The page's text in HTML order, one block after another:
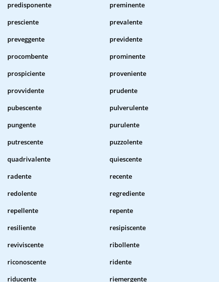
predisponente
preminente
presciente
prevalente
preveggente
previdente
procombente
prominente
prospiciente
proveniente
provvidente
prudente
pubescente
pulverulente
pungente
purulente
putrescente
puzzolente
quadrivalente
quiescente
radente
recente
redolente
regrediente
repellente
repente
resiliente
resipiscente
reviviscente
ribollente
riconoscente
ridente
riducente
riemergente